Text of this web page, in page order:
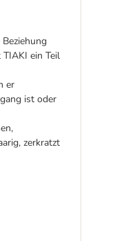
ein Teil
er
ist oder
zerkratzt